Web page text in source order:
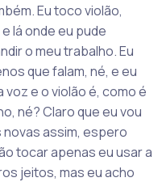
Eu toco violão,
lá onde eu pude
o meu trabalho. Eu
que falam, né, e eu
e o violão é, como é
né? Claro que eu vou
assim, espero
tocar apenas eu usar a
jeitos, mas eu acho